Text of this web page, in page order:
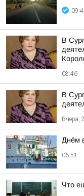
В
08:46
В
Вчера,
Днём
06:51
Что